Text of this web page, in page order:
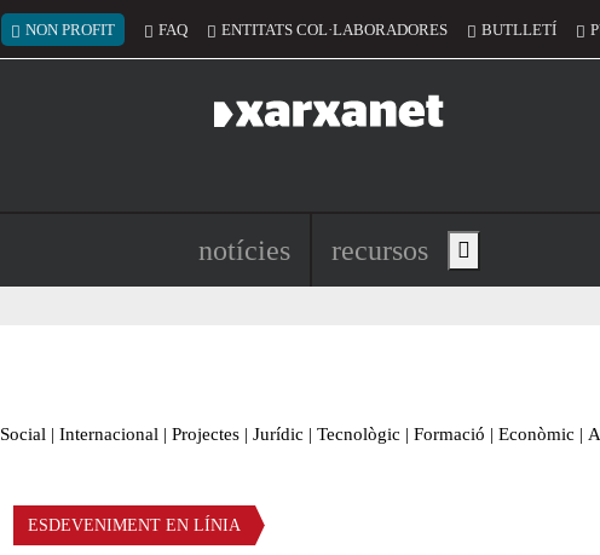
Menú del compte d'usuari
NON PROFIT FAQ ENTITATS COL·LABORADORES BUTLLETÍ
Navegació principal de
notícies recursos Show main menu
Social | Internacional | Projectes | Jurídic | Tecnològic | Formació | Econòmic |
ESDEVENIMENT EN LÍNIA